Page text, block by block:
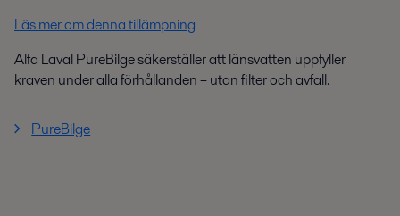
Läs mer om denna tillämpning
Alfa Laval PureBilge säkerställer att länsvatten uppfyller
kraven under alla förhållanden – utan filter och avfall.
PureBilge